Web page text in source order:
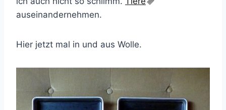
auseinandernehmen.
Hier jetzt mal in und aus Wolle.